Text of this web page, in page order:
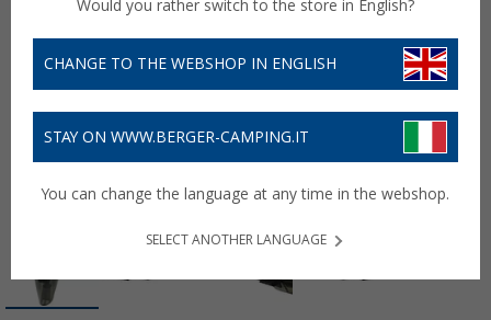
Would you rather switch to the store in English?
CHANGE TO THE WEBSHOP IN ENGLISH
STAY ON WWW.BERGER-CAMPING.IT
You can change the language at any time in the webshop.
SELECT ANOTHER LANGUAGE